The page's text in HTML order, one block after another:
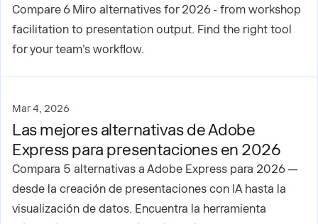
Compare 6 Miro alternatives for 2026 - from workshop
facilitation to presentation output. Find the right tool
for your team's workflow.
Mar 4, 2026
Las mejores alternativas de Adobe
Express para presentaciones en 2026
Compara 5 alternativas a Adobe Express para 2026 —
desde la creación de presentaciones con IA hasta la
visualización de datos. Encuentra la herramienta